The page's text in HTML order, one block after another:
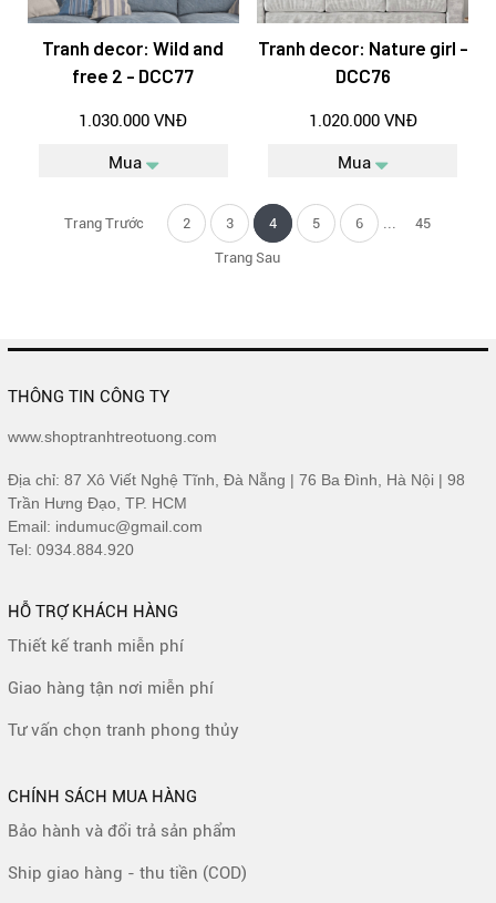
Tranh decor: Wild and
free 2 - DCC77
1.030.000 VNĐ
Mua
Tranh decor: Nature girl -
DCC76
1.020.000 VNĐ
Mua
Trang Trước 2 3 4 5 6 45
Trang Sau
THÔNG TIN CÔNG TY
www.shoptranhtreotuong.com
Địa chỉ: 87 Xô Viết Nghệ Tĩnh, Đà Nẵng | 76 Ba Đình, Hà Nội | 98
Trần Hưng Đạo, TP. HCM
Email: indumuc@gmail.com
Tel: 0934.884.920
HỖ TRỢ KHÁCH HÀNG
Thiết kế tranh miễn phí
Giao hàng tận nơi miễn phí
Tư vấn chọn tranh phong thủy
CHÍNH SÁCH MUA HÀNG
Bảo hành và đổi trả sản phẩm
Ship giao hàng - thu tiền (COD)